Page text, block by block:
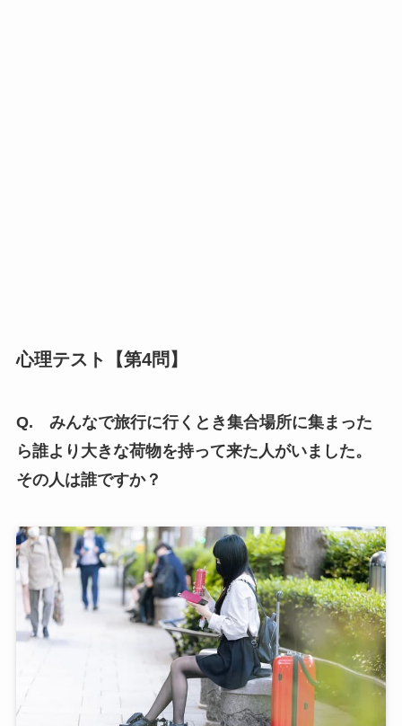
心理テスト【第4問】
Q. みんなで旅行に行くとき集合場所に集まった
ら誰より大きな荷物を持って来た人がいました。
その人は誰ですか？